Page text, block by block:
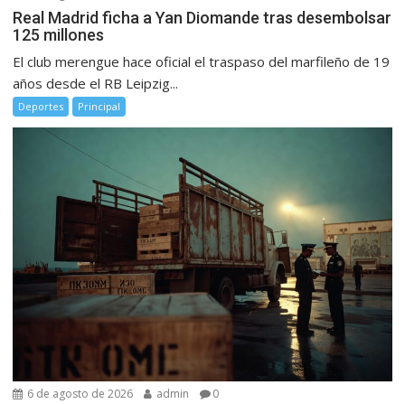
Real Madrid ficha a Yan Diomande tras desembolsar
125 millones
El club merengue hace oficial el traspaso del marfileño de 19
años desde el RB Leipzig...
Deportes Principal
6 de agosto de 2026 admin 0